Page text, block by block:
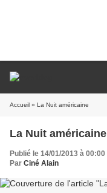
Accueil » La Nuit américaine
La Nuit américaine
Publié le 14/01/2013 à 00:00
Par Ciné Alain